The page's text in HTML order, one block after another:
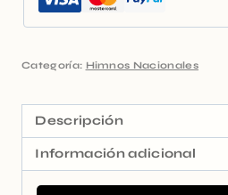
Categoría: Himnos Nacionales
Descripción
Información adicional